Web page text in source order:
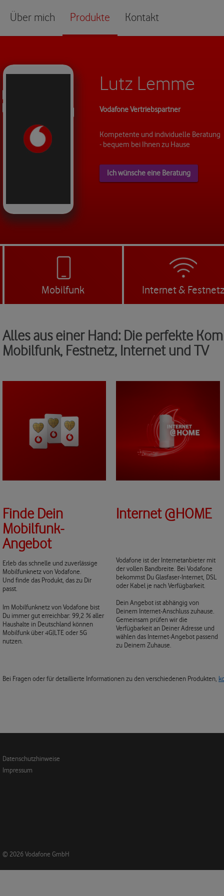
Über mich Produkte Kontakt
Lutz Lemme
Vodafone Vertriebspartner
Kompetente und individuelle Beratung
- bequem bei Ihnen zu Hause
Ich wünsche eine Beratung
Mobilfunk Internet &
Alles aus einer Hand: Die perfekte
Mobilfunk, Festnetz, Internet und TV
Finde Dein
Mobilfunk-
Angebot
Erleb das schnelle und zuverlässige
Mobilfunknetz von Vodafone.
Und finde das Produkt, das zu Dir
passt.
Im Mobilfunknetz von Vodafone bist
Du immer gut erreichbar: 99,2 % aller
Haushalte in Deutschland können
Mobilfunk über 4G|LTE oder 5G
nutzen.
Internet @HOME
Vodafone ist der Internetanbieter mit
der vollen Bandbreite. Bei Vodafone
bekommst Du Glasfaser-Internet, DSL
oder Kabel je nach Verfügbarkeit.
Dein Angebot ist abhängig von
Deinem Internet-Anschluss zuhause.
Gemeinsam prüfen wir die
Verfügbarkeit an Deiner Adresse und
wählen das Internet-Angebot passend
zu Deinem Zuhause.
Bei Fragen oder für detaillierte Informationen zu den verschiedenen Produkten,
Datenschutzhinweise
Impressum
© 2026 Vodafone GmbH